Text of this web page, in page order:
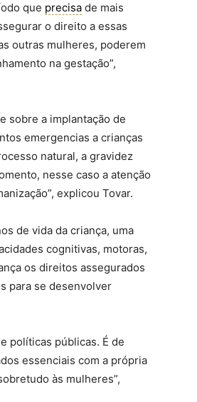
que precisa de mais
o direito a essas
outras mulheres, poderem
na gestação”,
sobre a implantação de
emergencias a crianças
natural, a gravidez
nesse caso a atenção
explicou Tovar.
de vida da criança, uma
cognitivas, motoras,
os direitos assegurados
para se desenvolver
políticas públicas. É de
essenciais com a própria
às mulheres”,